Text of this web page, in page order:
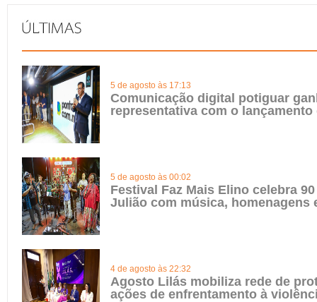
5 de agosto às 17:13
Comunicação digital potiguar
representativa com o lançamento
5 de agosto às 00:02
Festival Faz Mais Elino celebra
Julião com música, homenagens
4 de agosto às 22:32
Agosto Lilás mobiliza rede de
ações de enfrentamento à